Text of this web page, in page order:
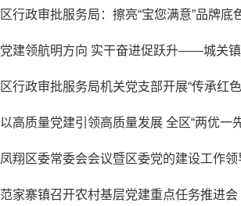
区行政审批服务局：擦亮“宝您满意”品牌底
党建领航明方向 实干奋进促跃升——城关
区行政审批服务局机关党支部开展“传承红
以高质量党建引领高质量发展 全区“两优一
凤翔区委常委会会议暨区委党的建设工作
范家寨镇召开农村基层党建重点任务推进会